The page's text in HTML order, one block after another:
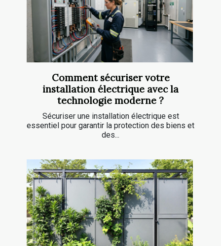
Comment sécuriser votre
installation électrique avec la
technologie moderne ?
Sécuriser une installation électrique est
essentiel pour garantir la protection des biens et
des...